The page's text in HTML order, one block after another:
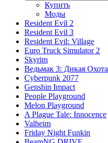
Купить
Моды
Resident Evil 2
Resident Evil 3
Resident Evil: Village
Euro Truck Simulator 2
Skyrim
Ведьмак 3: Дикая Охота
Cyberpunk 2077
Genshin Impact
People Playground
Melon Playground
A Plague Tale: Innocence
Valheim
Friday Night Funkin